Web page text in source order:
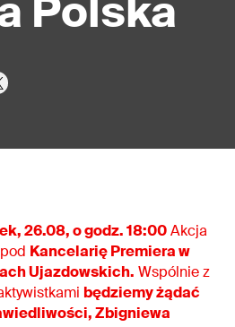
Polska
26.08,o godz.18:00Akcja
Kancelarię Premieraw
Ujazdowskich. Wspólnie z
będziemy żądać
Zbigniewa